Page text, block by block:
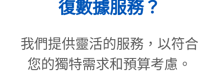
復數據服務？
我們提供靈活的服務，以符合
您的獨特需求和預算考慮。